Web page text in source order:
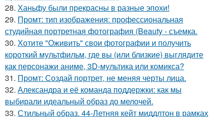
28. Ханьфу были прекрасны в разные эпохи!
29. Промт: тип изображения: профессиональная
студийная портретная фотография (Beauty - съемка.
30. Хотите "Оживить" свои фотографии и получить
короткий мультфильм, где вы (или близкие) выглядите
как персонажи аниме, 3D-мультика или комикса?
31. Промт: Создай портрет, не меняя черты лица.
32. Александра и её команда поддержки: как мы
выбирали идеальный образ до мелочей.
33. Стильный образ. 44-Летняя кейт миддлтон в рамках